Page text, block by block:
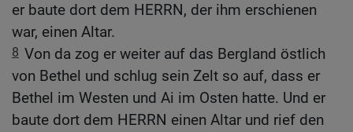
er baute dort dem HERRN, der ihm erschienen
war, einen Altar.
8 Von da zog er weiter auf das Bergland östlich
von Bethel und schlug sein Zelt so auf, dass er
Bethel im Westen und Ai im Osten hatte. Und er
baute dort dem HERRN einen Altar und rief den